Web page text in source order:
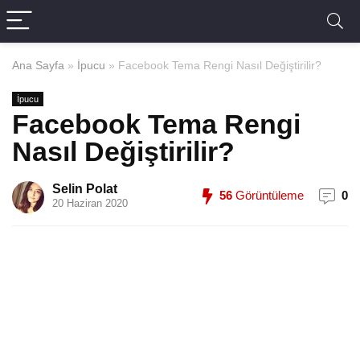
Ana Sayfa » İpucu » Facebook Tema Rengi Nasıl Değiştirilir?
İpucu
Facebook Tema Rengi
Nasıl Değiştirilir?
Selin Polat
20 Haziran 2020
56 Görüntüleme 0